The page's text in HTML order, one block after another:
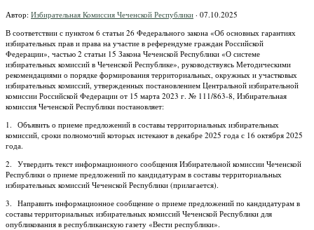
Автор: Избирательная Комиссия Чеченской Республики · 07.10.2025
В соответствии с пунктом 6 статьи 26 Федерального закона «Об основных гарантиях
избирательных прав и права на участие в референдуме граждан Российской
Федерации», частью 2 статьи 15 Закона Чеченской Республики «О системе
избирательных комиссий в Чеченской Республике», руководствуясь Методическими
рекомендациями о порядке формирования территориальных, окружных и участковых
избирательных комиссий, утвержденных постановлением Центральной избирательной
комиссии Российской Федерации от 15 марта 2023 г. № 111/863-8, Избирательная
комиссия Чеченской Республики постановляет:
1. Объявить о приеме предложений в составы территориальных избирательных
комиссий, сроки полномочий которых истекают в декабре 2025 года с 16 октября 2025
года.
2. Утвердить текст информационного сообщения Избирательной комиссии Чеченской
Республики о приеме предложений по кандидатурам в составы территориальных
избирательных комиссий Чеченской Республики (прилагается).
3. Направить информационное сообщение о приеме предложений по кандидатурам в
составы территориальных избирательных комиссий Чеченской Республики для
опубликования в республиканскую газету «Вести республики».